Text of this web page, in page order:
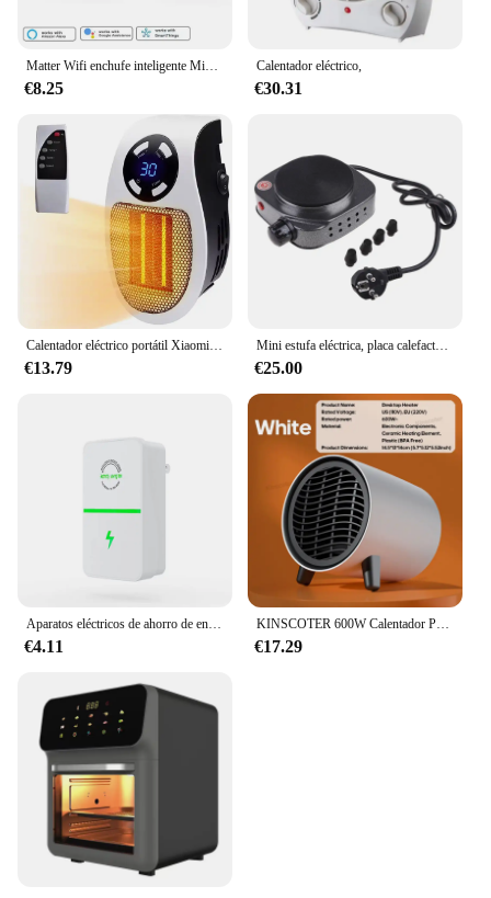
€8.25
Calentador eléctrico,
€30.31
€13.79
Mini estufa eléctrica, placa calefactora de café, 500W, Kit multifuncional de electrodomésticos
€25.00
Aparatos eléctricos de ahorro de energía, seguridad económica, reducción de facturas eléctricas, facilidad de uso, alta eficiencia y ahorro de energía
€4.11
KINSCOTER 600W Calentador Portátil Calentador Eléctrico Calentador de Habitación Aparato Electrodoméstico Estufa Calentadora Mini Radiador Calentador Ventilador Calentador Máquina
€17.29